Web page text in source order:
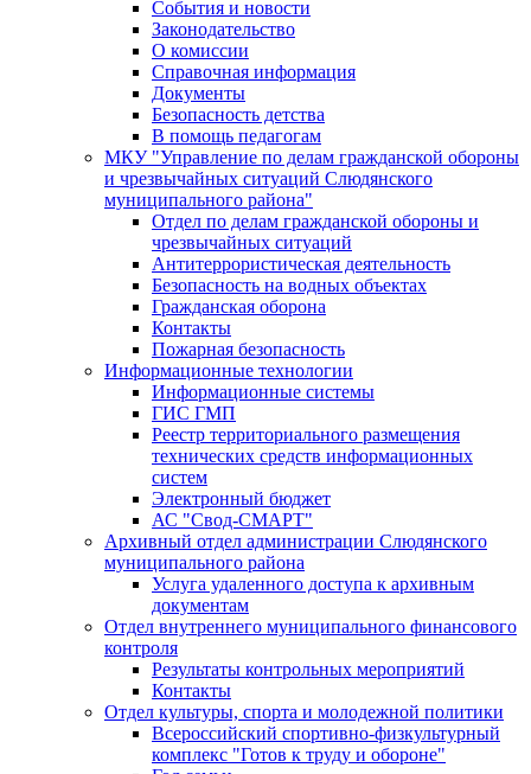
События и новости
Законодательство
О комиссии
Справочная информация
Документы
Безопасность детства
В помощь педагогам
МКУ "Управление по делам гражданской обороны
и чрезвычайных ситуаций Слюдянского
муниципального района"
Отдел по делам гражданской обороны и
чрезвычайных ситуаций
Антитеррористическая деятельность
Безопасность на водных объектах
Гражданская оборона
Контакты
Пожарная безопасность
Информационные технологии
Информационные системы
ГИС ГМП
Реестр территориального размещения
технических средств информационных
систем
Электронный бюджет
АС "Свод-СМАРТ"
Архивный отдел администрации Слюдянского
муниципального района
Услуга удаленного доступа к архивным
документам
Отдел внутреннего муниципального финансового
контроля
Результаты контрольных мероприятий
Контакты
Отдел культуры, спорта и молодежной политики
Всероссийский спортивно-физкультурный
комплекс "Готов к труду и обороне"